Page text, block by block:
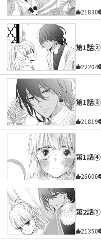
21830
第1話②
22204
第1話③
21819
第1話④
26606
第2話①
21350